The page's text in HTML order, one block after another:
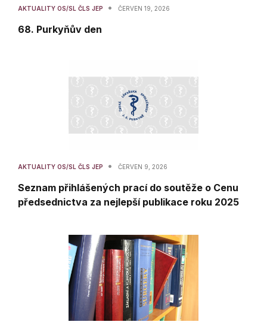
AKTUALITY OS/SL ČLS JEP • ČERVEN 19, 2026
68. Purkyňův den
AKTUALITY OS/SL ČLS JEP • ČERVEN 9, 2026
Seznam přihlášených prací do soutěže o Cenu
předsednictva za nejlepší publikace roku 2025